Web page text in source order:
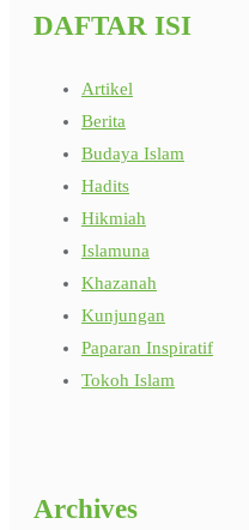
DAFTAR ISI
Artikel
Berita
Budaya Islam
Hadits
Hikmiah
Islamuna
Khazanah
Kunjungan
Paparan Inspiratif
Tokoh Islam
Archives